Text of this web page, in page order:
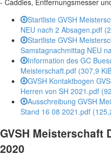
Startliste GVSH
NEU nach 2 Absagen.pdf
Startliste GVSH
Samstagnachmittag NEU
Information des GC
Meisterschaft.pdf (307,9
GVSH Kontaktbogen
Herren von SH 2021.pdf
Ausschreibung GVSH
Stand 16 08 2021.pdf
GVSH Meisterschaft
2020